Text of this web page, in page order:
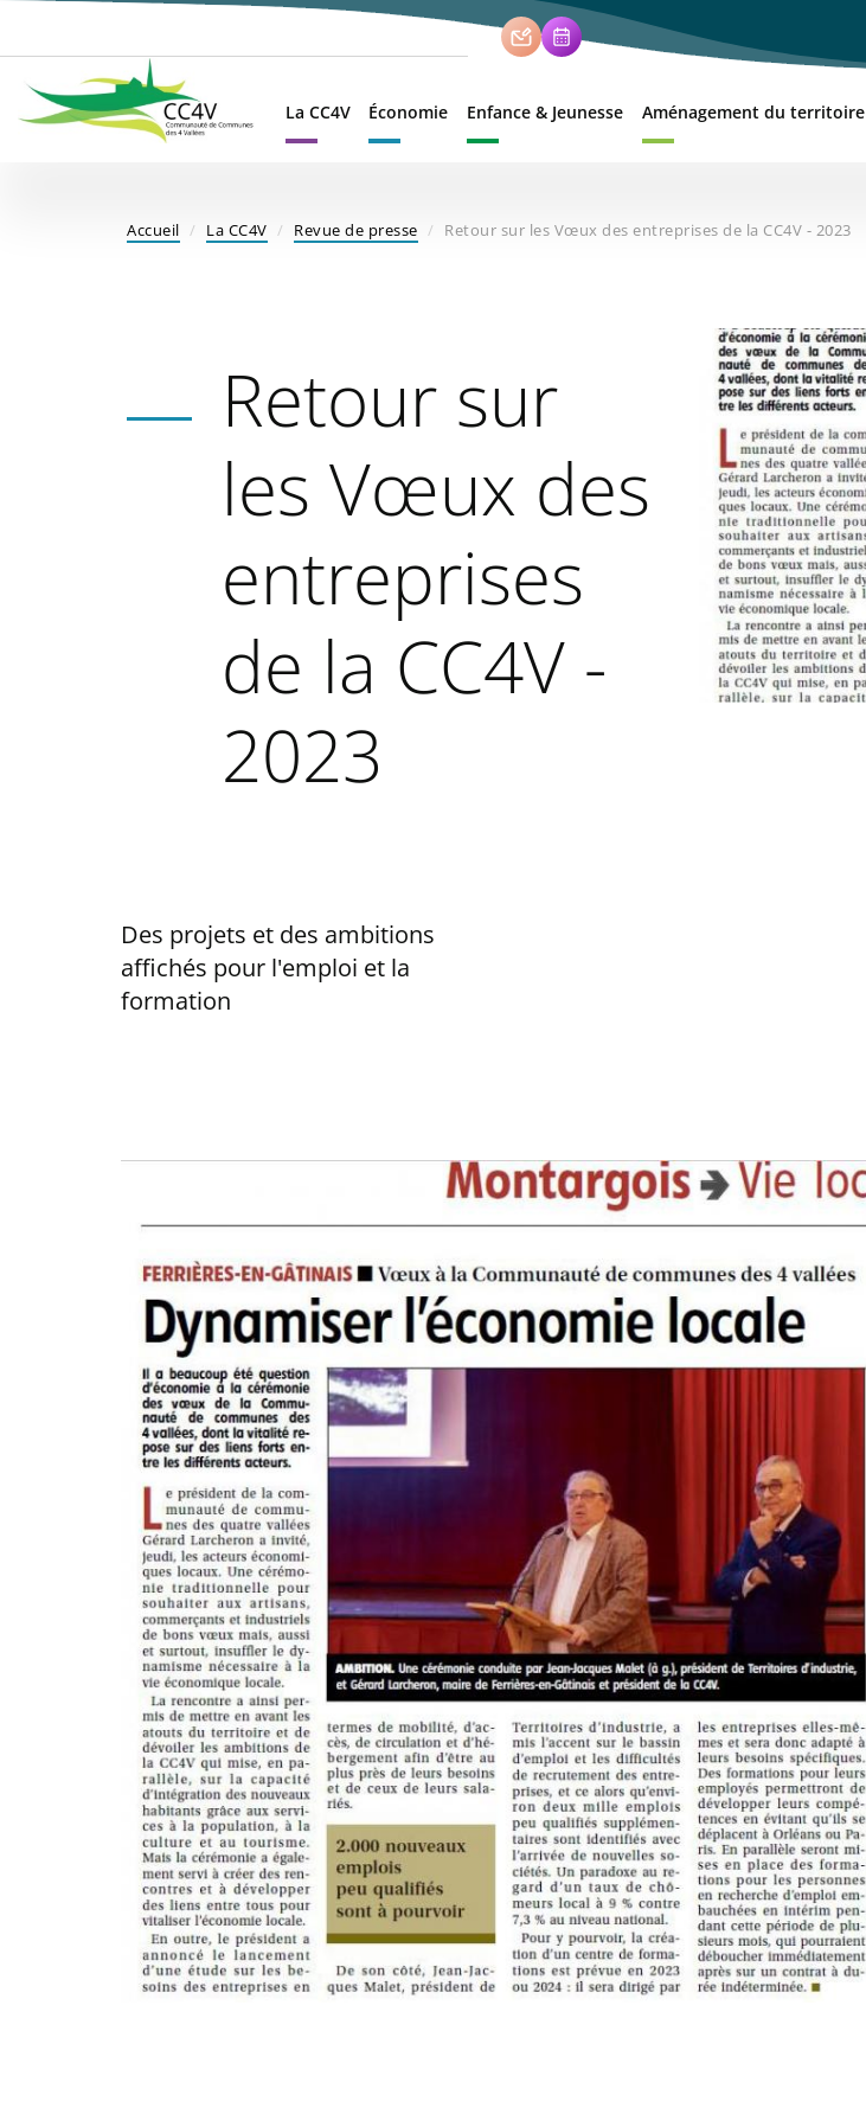
contenu
principal
La CC4V Économie Enfance & Jeunesse Aménagement du territoire
Accueil La CC4V Revue de presse Retour sur les Vœux des entreprises de la CC4V - 2023
Retour sur
les Vœux des
entreprises
de la CC4V -
2023
Des projets et des ambitions
affichés pour l'emploi et la
formation
Illustration